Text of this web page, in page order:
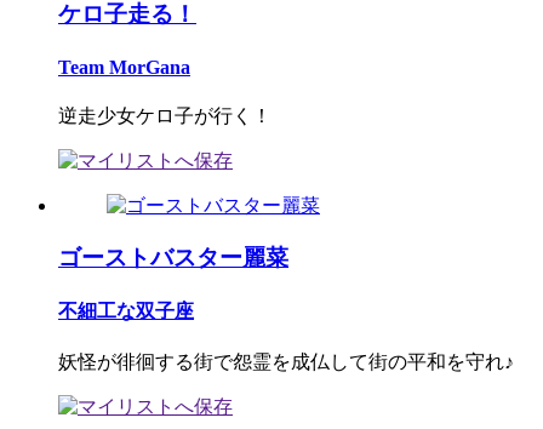
ケロ子走る！
Team MorGana
逆走少女ケロ子が行く！
ゴーストバスター麗菜
不細工な双子座
妖怪が徘徊する街で怨霊を成仏して街の平和を守れ♪